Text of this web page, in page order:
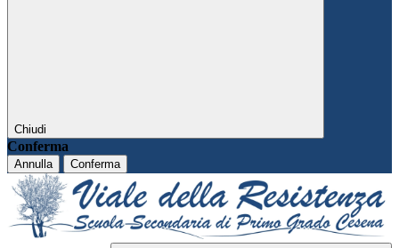
Chiudi
Conferma
Annulla Conferma